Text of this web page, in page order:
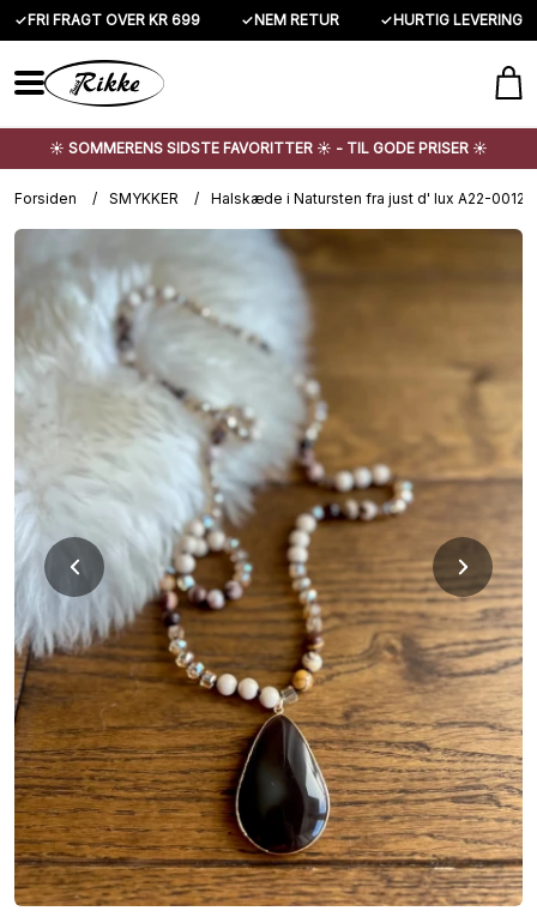
✓FRI FRAGT OVER KR 699 ✓NEM RETUR ✓HURTIG LEVERING
☀️ SOMMERENS SIDSTE FAVORITTER ☀️ - TIL GODE PRISER ☀️
Forsiden / SMYKKER / Halskæde i Natursten fra just d' lux A22-0012